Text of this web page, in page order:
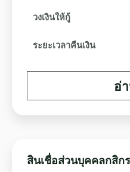
วงเงินให้กู้
ระยะเวลาคืนเงิน
อ่
สินเชื่อส่วนบุคคลกสิกร